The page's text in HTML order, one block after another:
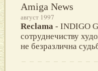
Amiga News
август 1997
Reclama - INDIGO
сотруднечиству
не безразлична